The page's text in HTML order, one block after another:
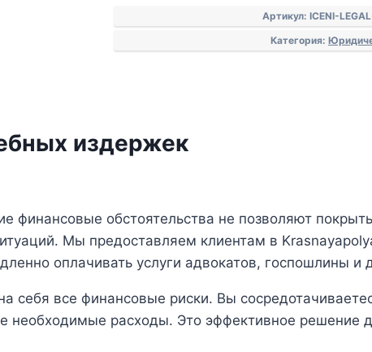
Артикул:ICENI-
Категория:
издержек
финансовые обстоятельства не позволяют
Мы предоставляем клиентам в
оплачивать услуги адвокатов, госпошлины и
себя все финансовые риски. Вы
необходимые расходы. Это эффективное решение